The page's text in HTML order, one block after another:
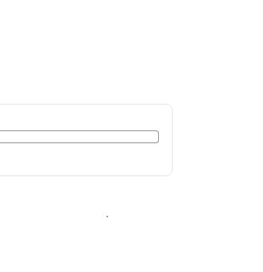
Voir les disponibilités